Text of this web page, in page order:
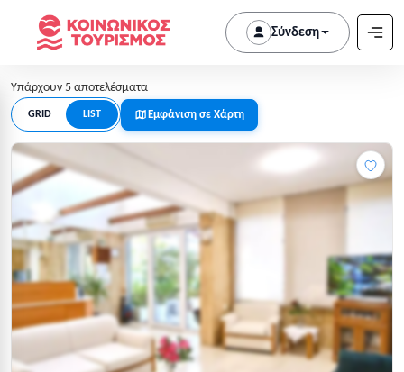
Σύνδεση
Υπάρχουν 5 αποτελέσματα
GRID LIST Εμφάνιση σε Χάρτη